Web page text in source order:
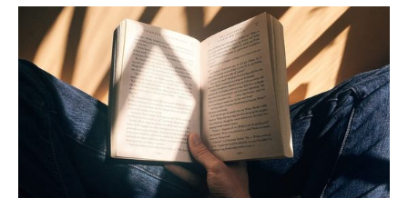
が芽生えて、色々調べてみたところGhostを公式でホス
ティングしてくれるサービスがあると知り、良さそうだ
ったので使ってみようという感じです。 そういえば以
前、GatsbyからNext.jsへの移行もビルドができなくな
ったのがきっかけでした。 Ghost(Pro)とは Ghostとは
Ghostとは、NodeJSベースで作られているオープンソ
ースのブログプラットフォームです。 Ghostの大きな特
徴は、その高速なパフォーマンスと直感的なUI/UXで
す。専門的な出版ツールとして、SEO最適化、メンバー